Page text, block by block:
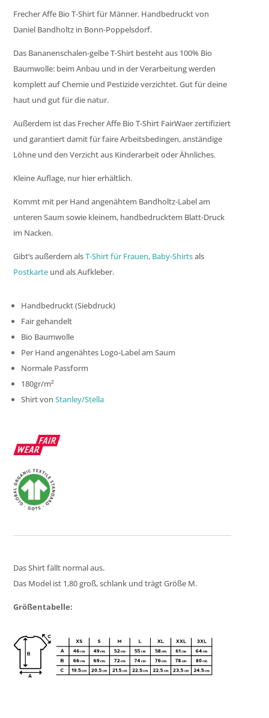
Frecher Affe Bio T-Shirt für Männer. Handbedruckt von
Daniel Bandholtz in Bonn-Poppelsdorf.
Das Bananenschalen-gelbe T-Shirt besteht aus 100% Bio
Baumwolle: beim Anbau und in der Verarbeitung werden
komplett auf Chemie und Pestizide verzichtet. Gut für deine
haut und gut für die natur.
Außerdem ist das Frecher Affe Bio T-Shirt FairWaer zertifiziert
und garantiert damit für faire Arbeitsbedingen, anständige
Löhne und den Verzicht aus Kinderarbeit oder Ähnliches.
Kleine Auflage, nur hier erhältlich.
Kommt mit per Hand angenähtem Bandholtz-Label am
unteren Saum sowie kleinem, handbedrucktem Blatt-Druck
im Nacken.
Gibt’s außerdem alsT-Shirt für Frauen, Baby-Shirtsals
Postkarte und als Aufkleber.
Handbedruckt (Siebdruck)
Fair gehandelt
Bio Baumwolle
Per Hand angenähtes Logo-Label am Saum
Normale Passform
180gr/m²
Shirt vonStanley/Stella
Das Shirt fällt normal aus.
Das Model ist 1,80 groß, schlank und trägt Größe M.
Größentabelle: